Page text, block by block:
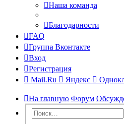
Наша команда
Благодарности
FAQ
Группа Вконтакте
Вход
Регистрация
Mail.Ru
Яндекс
На главную Форум